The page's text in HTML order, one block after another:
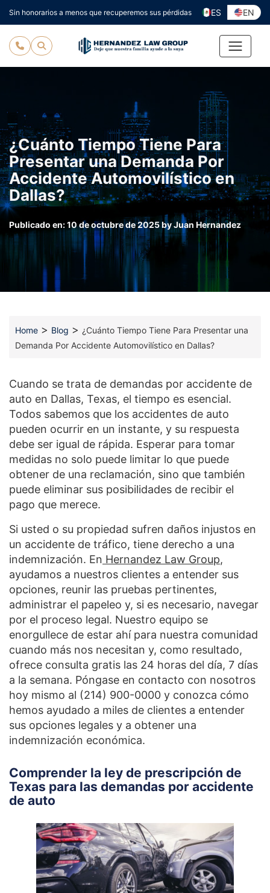
al
contenido
Sin honorarios a menos que recuperemos sus pérdidas ES EN
¿Cuánto Tiempo Tiene Para
Presentar una Demanda Por
Accidente Automovilístico en
Dallas?
Publicado en:10 de octubre de 2025byJuan Hernandez
Home > Blog > ¿Cuánto Tiempo Tiene Para Presentar una
Demanda Por Accidente Automovilístico en Dallas?
Cuando se trata de demandas por accidente de
auto en Dallas, Texas, el tiempo es esencial.
Todos sabemos que los accidentes de auto
pueden ocurrir en un instante, y su respuesta
debe ser igual de rápida. Esperar para tomar
medidas no solo puede limitar lo que puede
obtener de una reclamación, sino que también
puede eliminar sus posibilidades de recibir el
pago que merece.
Si usted o su propiedad sufren daños injustos en
un accidente de tráfico, tiene derecho a una
indemnización. En Hernandez Law Group,
ayudamos a nuestros clientes a entender sus
opciones, reunir las pruebas pertinentes,
administrar el papeleo y, si es necesario, navegar
por el proceso legal. Nuestro equipo se
enorgullece de estar ahí para nuestra comunidad
cuando más nos necesitan y, como resultado,
ofrece consulta gratis las 24 horas del día, 7 días
a la semana. Póngase en contacto con nosotros
hoy mismo al (214) 900-0000 y conozca cómo
hemos ayudado a miles de clientes a entender
sus opciones legales y a obtener una
indemnización económica.
Comprender la ley de prescripción de
Texas para las demandas por accidente
de auto